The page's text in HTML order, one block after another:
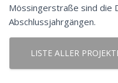
Mössingerstraße sind die
Abschlussjahrgängen.
LISTE ALLER